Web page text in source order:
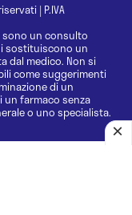
| P.IVA
un consulto
sostituiscono un
dal medico. Non si
come suggerimenti
di un
un farmaco senza
o uno specialista.